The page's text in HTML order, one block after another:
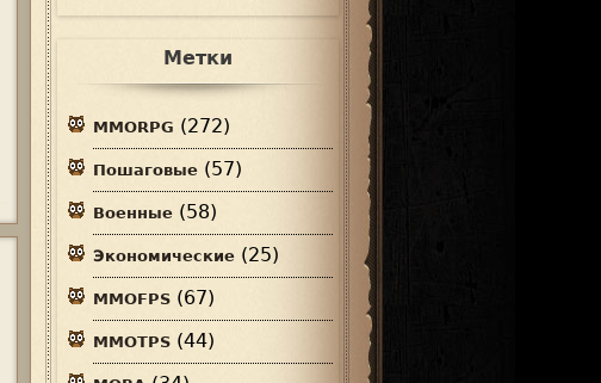
Метки
MMORPG (272)
Пошаговые (57)
Военные (58)
Экономические (25)
MMOFPS (67)
MMOTPS (44)